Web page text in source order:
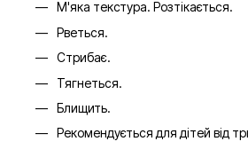
М'яка текстура. Розтікається.
Рветься.
Стрибає.
Тягнеться.
Блищить.
Рекомендується для дітей від